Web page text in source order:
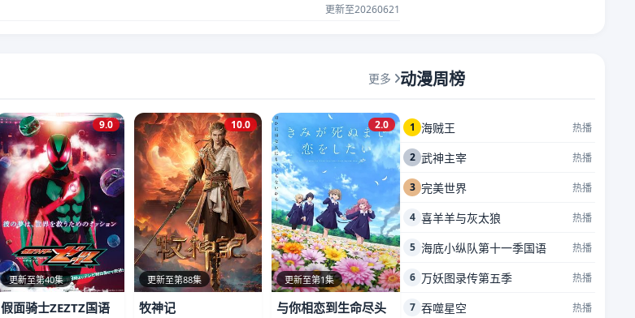
更新至20260621
更多
更新至第40集
9.0
假面骑士ZEZTZ国语
更新至第88集
10.0
牧神记
更新至第1集
2.0
与你相恋到生命尽头
动漫周榜
1 海贼王 热播
2 武神主宰 热播
3 完美世界 热播
4 喜羊羊与灰太狼 热播
5 海底小纵队第十一季国语 热播
6 万妖图录传第五季 热播
7 吞噬星空 热播